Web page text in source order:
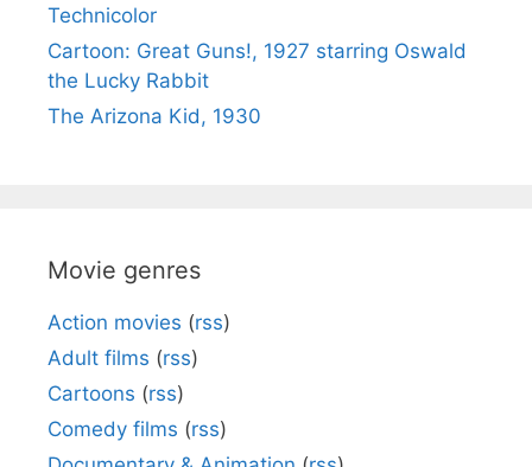
Technicolor
Cartoon: Great Guns!, 1927 starring Oswald
the Lucky Rabbit
The Arizona Kid, 1930
Movie genres
Action movies (rss)
Adult films (rss)
Cartoons (rss)
Comedy films (rss)